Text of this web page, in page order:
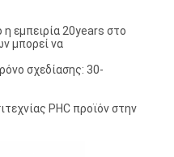
εμπειρία 20years στο
μπορεί να
σχεδίασης: 30-
PHC προϊόν στην